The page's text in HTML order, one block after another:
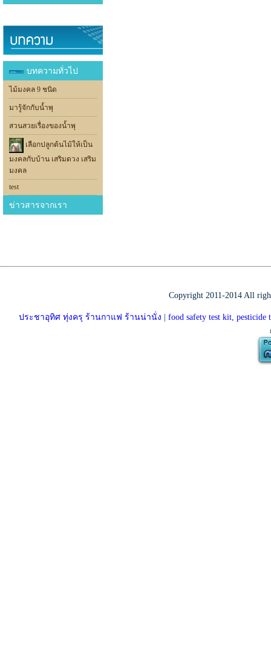
บทความทั่วไป
ไม้มงคล 9 ชนิด
มารู้จักกับน้ำพุ
สวนสวยเรื่องของน้ำพุ
เลือกปลูกต้นไม้ให้เป็น
มงคลกับบ้าน เสริมดวง เสริม
มงคล
test
ข่าวสารจากเรา
Copyright 2011-2014 All
ประชาอุทิศ ทุ่งครุ ร้านกาแฟ ร้านน่านั่ง |food safety test kit,